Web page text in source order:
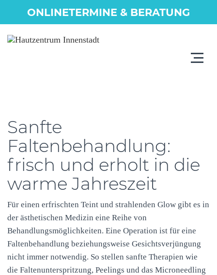
Toggle
ONLINETERMINE & BERATUNG
Sanfte
Faltenbehandlung:
frisch und erholt in die
warme Jahreszeit
Für einen erfrischten Teint und strahlenden Glow gibt es in
der ästhetischen Medizin eine Reihe von
Behandlungsmöglichkeiten. Eine Operation ist für eine
Faltenbehandlung beziehungsweise Gesichtsverjüngung
nicht immer notwendig. So stellen sanfte Therapien wie
die Faltenunterspritzung, Peelings und das Microneedling